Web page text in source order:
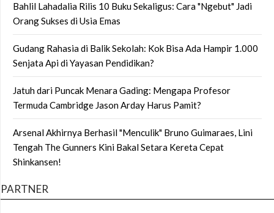
Bahlil Lahadalia Rilis 10 Buku Sekaligus: Cara "Ngebut" Jadi
Orang Sukses di Usia Emas
Gudang Rahasia di Balik Sekolah: Kok Bisa Ada Hampir 1.000
Senjata Api di Yayasan Pendidikan?
Jatuh dari Puncak Menara Gading: Mengapa Profesor
Termuda Cambridge Jason Arday Harus Pamit?
Arsenal Akhirnya Berhasil "Menculik" Bruno Guimaraes, Lini
Tengah The Gunners Kini Bakal Setara Kereta Cepat
Shinkansen!
PARTNER